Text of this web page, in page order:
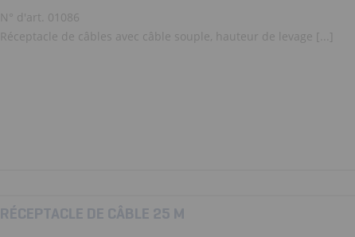
N° d'art. 01086
Réceptacle de câbles avec câble souple, hauteur de levage [...]
RÉCEPTACLE DE CÂBLE 25 M